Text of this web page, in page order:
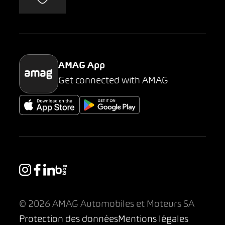
Parking
AMAG App
Get connected with AMAG
© 2026 AMAG Automobiles et Moteurs SA
Protection des donnéesMentions légales